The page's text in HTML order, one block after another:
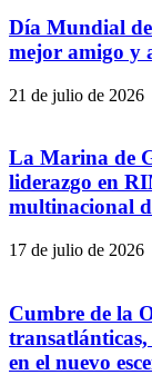
Día Mundial
mejor amigo y
21 de julio de 2026
La Marina de
liderazgo en
multinacional
17 de julio de 2026
Cumbre de la
transatlánticas,
en el nuevo